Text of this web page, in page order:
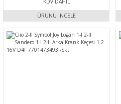
KDV DAHIL
ÜRÜNÜ İNCELE